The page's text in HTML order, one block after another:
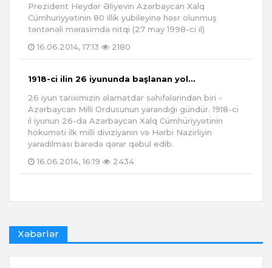
Prezident Heydər Əliyevin Azərbaycan Xalq
Cümhuriyyətinin 80 illik yubileyinə həsr olunmuş
təntənəli mərasimdə nitqi (27 may 1998-ci il)
16.06.2014, 17:13
2180
1918-ci ilin 26 iyununda başlanan yol...
26 iyun tariximizin əlamətdar səhifələrindən biri -
Azərbaycan Milli Ordusunun yarandığı gündür. 1918-ci
il iyunun 26-da Azərbaycan Xalq Cümhüriyyətinin
hökuməti ilk milli diviziyanın və Hərbi Nazirliyin
yaradılması barədə qərar qəbul edib.
16.06.2014, 16:19
2434
Xəbərlər